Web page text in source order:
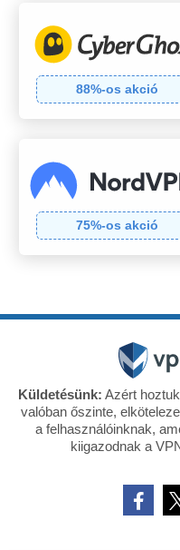
88%-os akció
75%-os akció
Küldetésünk: Azért
valóban őszinte,
a felhasználóinknak,
kiigazodnak a